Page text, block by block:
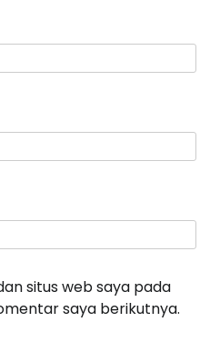
situs web saya pada
saya berikutnya.